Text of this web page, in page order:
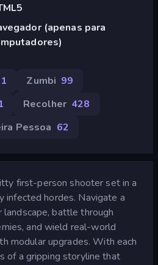
(apenas para
Zumbi 99
Recolher 428
Pessoa 62
first-person shooter set in a
infected hordes. Navigate a
battle through
and wield real-world
modular upgrades. With each
of a gripping storyline that